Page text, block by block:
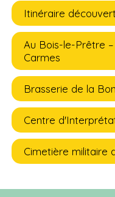
Itinéraire
Au Bois-le-Prêtre
Carmes
Brasserie de la
Centre
Cimetière militaire